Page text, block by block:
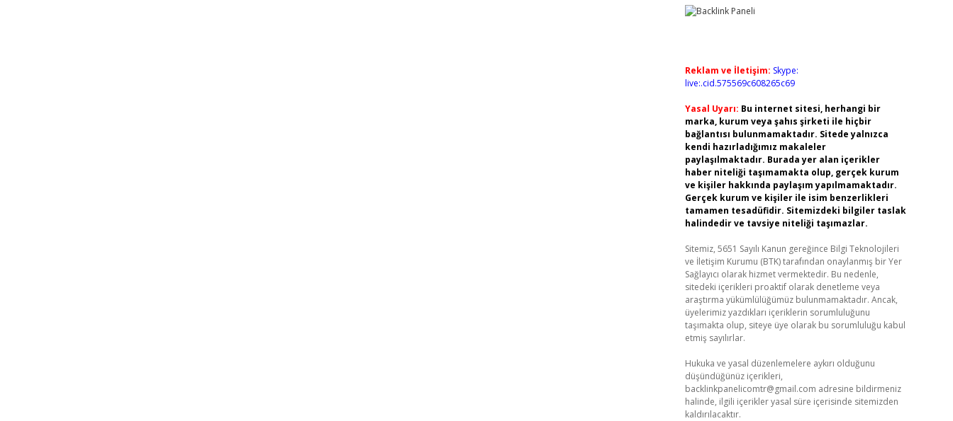
Reklam ve İletişim: Skype:
live:.cid.575569c608265c69
Yasal Uyarı: Bu internet sitesi, herhangi bir
marka, kurum veya şahıs şirketi ile hiçbir
bağlantısı bulunmamaktadır. Sitede yalnızca
kendi hazırladığımız makaleler
paylaşılmaktadır. Burada yer alan içerikler
haber niteliği taşımamakta olup, gerçek kurum
ve kişiler hakkında paylaşım yapılmamaktadır.
Gerçek kurum ve kişiler ile isim benzerlikleri
tamamen tesadüfidir. Sitemizdeki bilgiler taslak
halindedir ve tavsiye niteliği taşımazlar.
Sitemiz, 5651 Sayılı Kanun gereğince Bilgi Teknolojileri
ve İletişim Kurumu (BTK) tarafından onaylanmış bir Yer
Sağlayıcı olarak hizmet vermektedir. Bu nedenle,
sitedeki içerikleri proaktif olarak denetleme veya
araştırma yükümlülüğümüz bulunmamaktadır. Ancak,
üyelerimiz yazdıkları içeriklerin sorumluluğunu
taşımakta olup, siteye üye olarak bu sorumluluğu kabul
etmiş sayılırlar.
Hukuka ve yasal düzenlemelere aykırı olduğunu
düşündüğünüz içerikleri,
backlinkpanelicomtr@gmail.com adresine bildirmeniz
halinde, ilgili içerikler yasal süre içerisinde sitemizden
kaldırılacaktır.